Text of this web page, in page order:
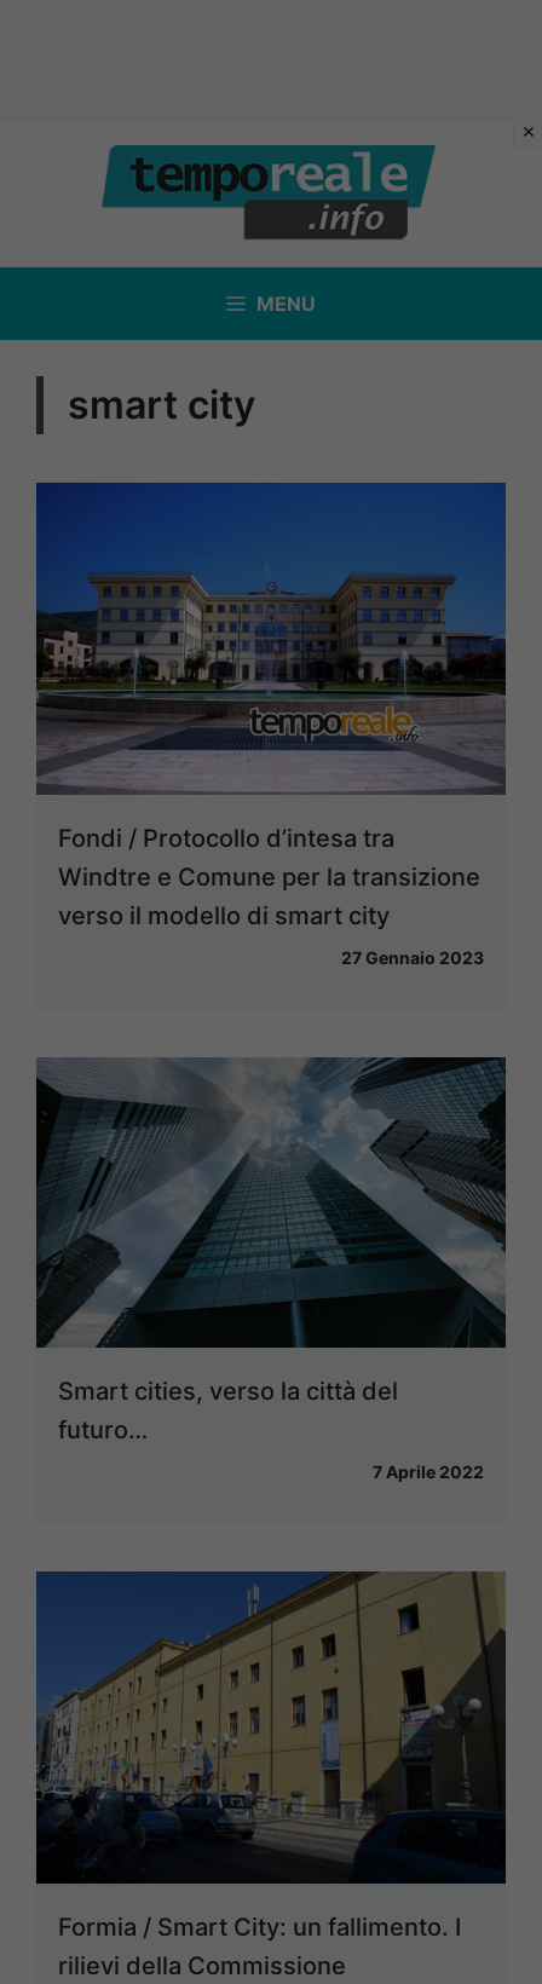
contenuto
MENU
smart city
Fondi / Protocollo d’intesa tra
Windtre e Comune per la transizione
verso il modello di smart city
27 Gennaio 2023
Smart cities, verso la città del
futuro…
7 Aprile 2022
Formia / Smart City: un fallimento. I
rilievi della Commissione